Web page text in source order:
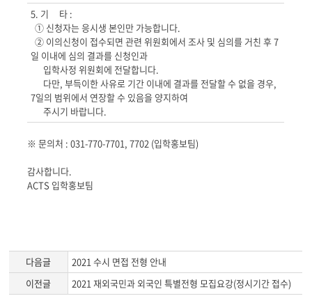
5. 기 타 :
① 신청자는 응시생 본인만 가능합니다.
② 이의신청이 접수되면 관련 위원회에서 조사 및 심의를 거친 후 7
일 이내에 심의 결과를 신청인과
입학사정 위원회에 전달합니다.
다만, 부득이한 사유로 기간 이내에 결과를 전달할 수 없을 경우,
7일의 범위에서 연장할 수 있음을 양지하여
주시기 바랍니다.
※ 문의처 : 031-770-7701, 7702 (입학홍보팀)
감사합니다.
ACTS 입학홍보팀
다음글
2021 수시 면접 전형 안내
이전글
2021 재외국민과 외국인 특별전형 모집요강(정시기간 접수)